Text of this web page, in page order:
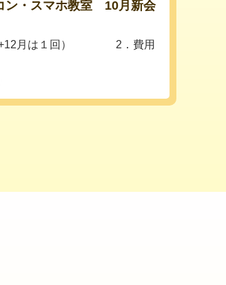
ン・スマホ教室 10月新会
×5+12月は１回） 2．費用